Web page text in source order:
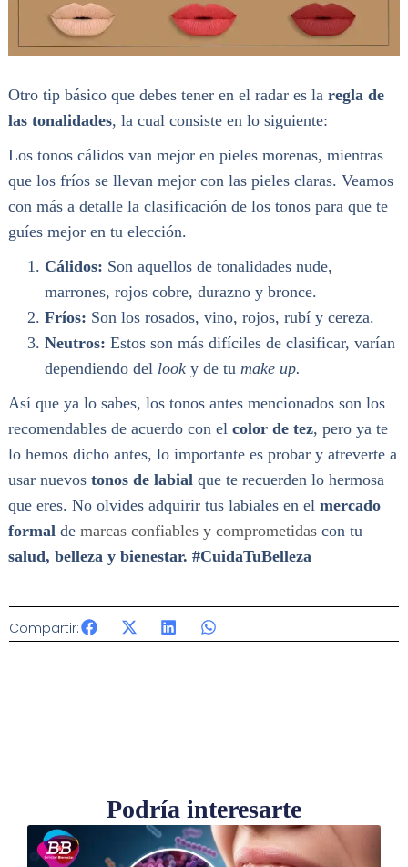
Otro tip básico que debes tener en el radar es la regla de
las tonalidades, la cual consiste en lo siguiente:
Los tonos cálidos van mejor en pieles morenas, mientras
que los fríos se llevan mejor con las pieles claras. Veamos
con más a detalle la clasificación de los tonos para que te
guíes mejor en tu elección.
Cálidos: Son aquellos de tonalidades nude,
marrones, rojos cobre, durazno y bronce.
Fríos: Son los rosados, vino, rojos, rubí y cereza.
Neutros: Estos son más difíciles de clasificar, varían
dependiendo del looky de tu make up.
Así que ya lo sabes, los tonos antes mencionados son los
recomendables de acuerdo con el color de tez, pero ya te
lo hemos dicho antes, lo importante es probar y atreverte a
usar nuevos tonos de labialque te recuerden lo hermosa
que eres. No olvides adquirir tus labiales en el mercado
formalde marcas confiables y comprometidascon tu
salud, belleza y bienestar. #CuidaTuBelleza
Compartir:
Podría interesarte